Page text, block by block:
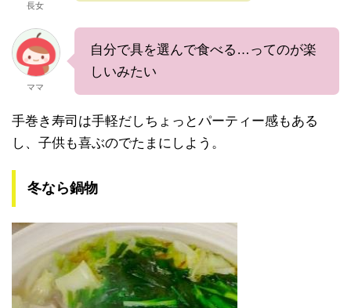
長女
ママ
自分で具を選んで食べる…ってのが楽
しいみたい
手巻き寿司は手軽だしちょっとパーティー感もある
し、子供も喜ぶのでたまにしよう。
冬なら鍋物